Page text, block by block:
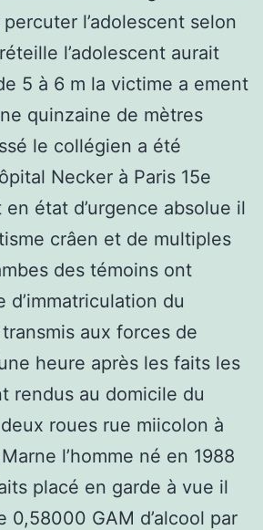
l’adolescent selon
l’adolescent aurait
5 à 6 m la victime a ement
quinzaine de mètres
le collégien a été
Necker à Paris 15e
état d’urgence absolue il
crâen et de multiples
des témoins ont
d’immatriculation du
aux forces de
heure après les faits les
rendus au domicile du
roues rue miicolon à
l’homme né en 1988
placé en garde à vue il
0,58000 GAM d’alcool par